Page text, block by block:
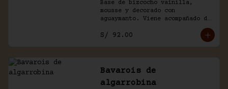
Base de bizcocho vainilla,
mousse y decorado con
aguaymanto. Viene acompañado de
S/ 92.00
Bavarois de
algarrobina